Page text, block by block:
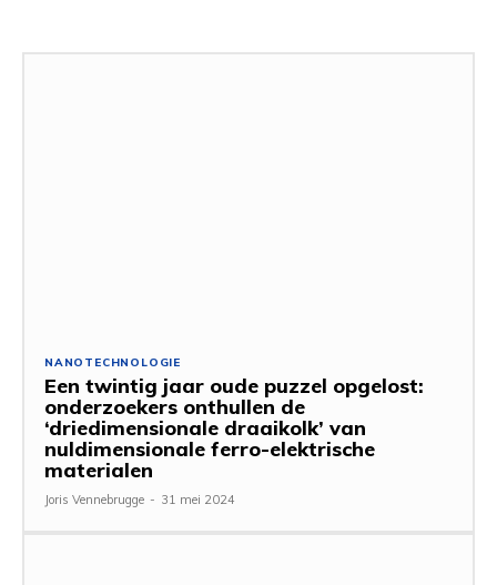
NANOTECHNOLOGIE
Een twintig jaar oude puzzel opgelost:
onderzoekers onthullen de
‘driedimensionale draaikolk’ van
nuldimensionale ferro-elektrische
materialen
Joris Vennebrugge - 31 mei 2024